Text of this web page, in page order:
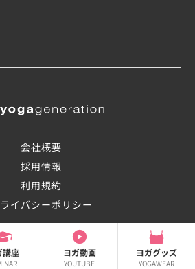
講座 ヨガ動画
YOUTUBE
ヨガグッズ
YOGAWEAR
会社概要
採用情報
利用規約
イバシーポリシー
2026 OHANAsmile Inc.